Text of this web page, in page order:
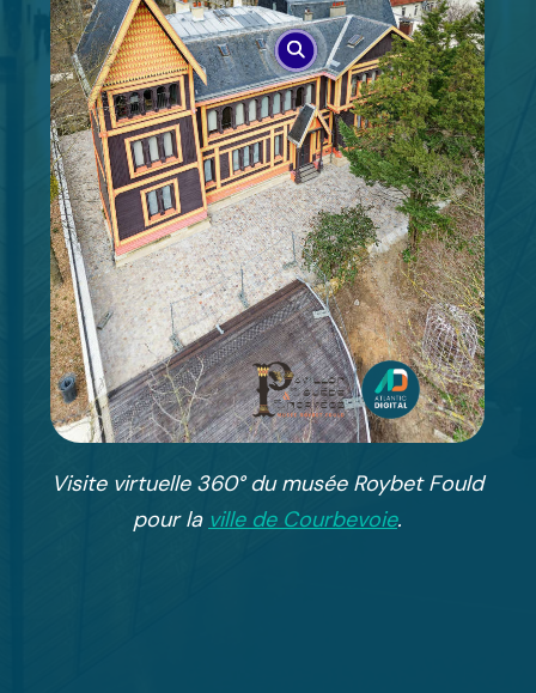
Visite virtuelle 360° du musée Roybet Fould
pour la ville de Courbevoie.